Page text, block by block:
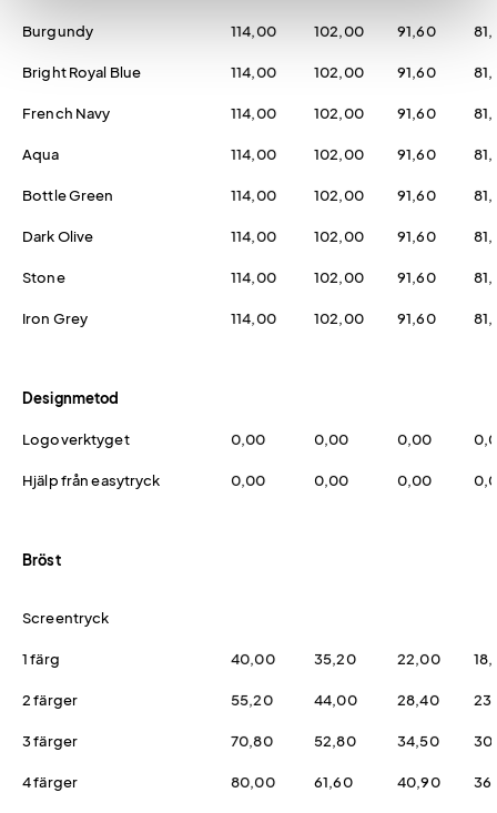
Burgundy 114,00 102,00 91,60
Bright Royal Blue 114,00 102,00 91,60
French Navy 114,00 102,00 91,60
Aqua 114,00 102,00 91,60
Bottle Green 114,00 102,00 91,60
Dark Olive 114,00 102,00 91,60
Stone 114,00 102,00 91,60
Iron Grey 114,00 102,00 91,60
Designmetod
Logoverktyget 0,00 0,00 0,00
Hjälp från easytryck 0,00 0,00 0,00
Bröst
Screentryck
1 färg 40,00 35,20 22,00
2 färger 55,20 44,00 28,40
3 färger 70,80 52,80 34,50
4 färger 80,00 61,60 40,90